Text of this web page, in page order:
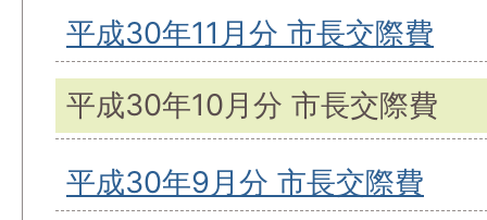
平成30年11月分 市長交際費
平成30年10月分 市長交際費
平成30年9月分 市長交際費